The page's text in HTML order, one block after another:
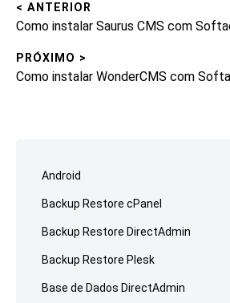
Navegação
Post
< ANTERIOR
Post
Como instalar Saurus CMS com
PRÓXIMO >
Próximo
Como instalar WonderCMS com
rodapé
Android
Backup Restore cPanel
Backup Restore DirectAdmin
Backup Restore Plesk
Base de Dados DirectAdmin